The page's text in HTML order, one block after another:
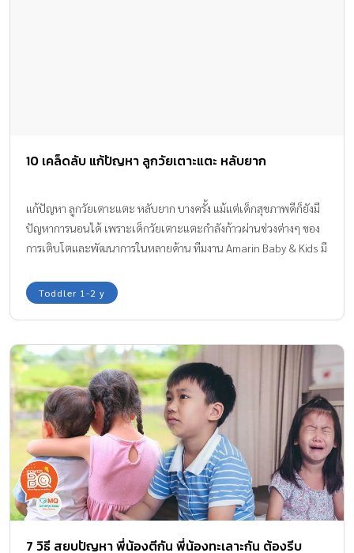
10 เคล็ดลับ แก้ปัญหา ลูกวัยเตาะแตะ หลับยาก
แก้ปัญหา ลูกวัยเตาะแตะ หลับยาก บางครั้ง แม้แต่เด็กสุขภาพดีก็ยังมี
ปัญหาการนอนได้ เพราะเด็กวัยเตาะแตะกำลังก้าวผ่านช่วงต่างๆ ของ
การเติบโตและพัฒนาการในหลายด้าน ทีมงาน Amarin Baby & Kids มี
Toddler 1-2 y
7 วิธี สยบปัญหา พี่น้องตีกัน พี่น้องทะเลาะกัน ต้องรีบ